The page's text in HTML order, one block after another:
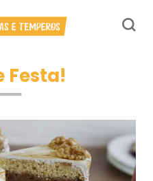
Festa!